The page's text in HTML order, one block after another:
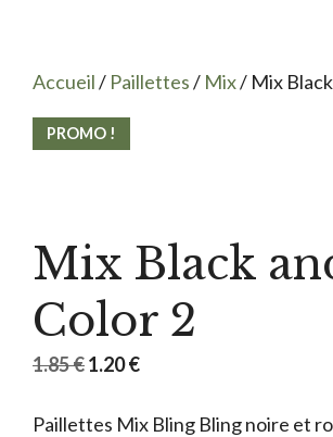
Accueil/ Paillettes/ Mix/ Mix
PROMO !
Mix Black
Color 2
1.85€Le
initial
1.20€Le
actuel
Paillettes Mix Bling Bling noire et